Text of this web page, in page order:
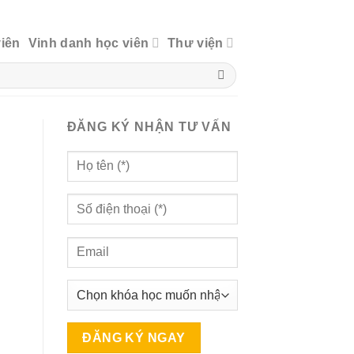
Vinh danh học viên Thư viện
ĐĂNG KÝ NHẬN TƯ VẤN